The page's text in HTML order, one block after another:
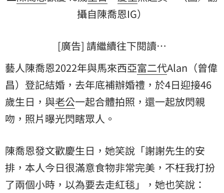
攝自陳喬恩IG）
[廣告] 請繼續往下閱讀…
藝人陳喬恩2022年與馬來西亞富二代Alan（曾偉
昌）登記結婚，去年底補辦婚禮，於4日迎接46
歲生日，與老公一起合體拍照，還一起放閃親
吻，照片曝光閃瞎眾人。
陳喬恩發文歡慶生日，她笑說「謝謝先生的安
排，本人今日很滿意食物非常完美，不枉我打扮
了兩個小時，以為要去走紅毯」，她也笑說：